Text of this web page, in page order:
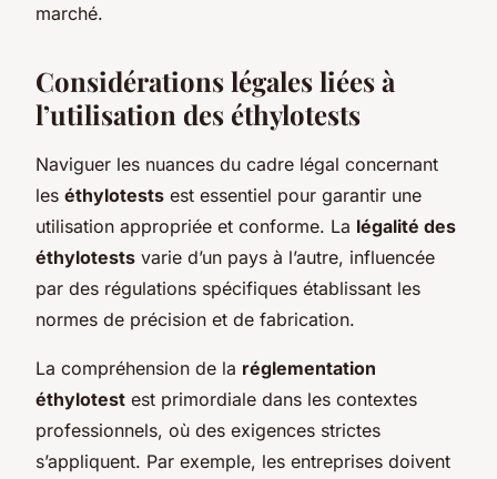
marché.
Considérations légales liées à
l’utilisation des éthylotests
Naviguer les nuances du cadre légal concernant
les éthylotests est essentiel pour garantir une
utilisation appropriée et conforme. La légalité des
éthylotests varie d’un pays à l’autre, influencée
par des régulations spécifiques établissant les
normes de précision et de fabrication.
La compréhension de la réglementation
éthylotest est primordiale dans les contextes
professionnels, où des exigences strictes
s’appliquent. Par exemple, les entreprises doivent